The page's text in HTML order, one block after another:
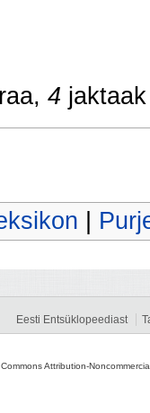
raa, 4 jaktaak
Eesti Entsüklopeediast
Attribution-